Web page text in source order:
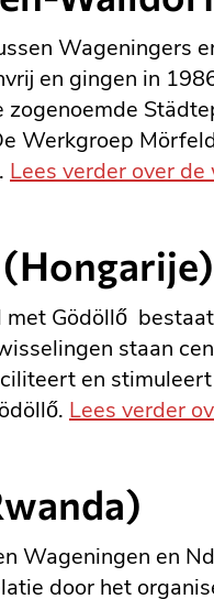
Wageningers
en gingen in
zogenoemde
Werkgroep
Lees verder over
met Gödöllő
staan
en
Lees verder
Wageningen en
door het